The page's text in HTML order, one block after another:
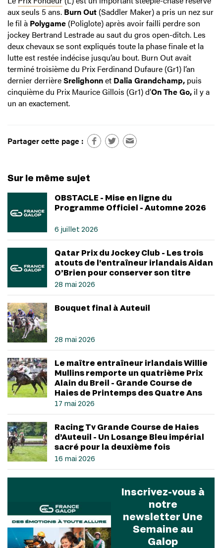
aux seuls 5 ans. Burn Out (Saddler Maker) a pris un nez sur
le fil à Polygame (Poliglote) après avoir failli perdre son
jockey Bertrand Lestrade au saut du gros open-ditch. Les
deux chevaux se sont expliqués toute la phase finale et la
lutte est restée indécise jusqu’au bout. Burn Out avait
terminé troisième du Prix Ferdinand Dufaure (Gr1) l’an
dernier derrièreSrelighonnet Dalia Grandchamp, puis
cinquième du Prix Maurice Gillois (Gr1) d’On The Go, il y a
un an exactement.
Partager cette page :
Sur le même sujet
OBSTACLE - Mise en ligne du
Programme Officiel - Automne 2026
6 juillet 2026
Qatar Prix du Jockey Club - Les trois
atouts de l’entraîneur irlandais Aidan
O’Brien pour conserver son titre
28 mai 2026
Bouquet final à Auteuil
28 mai 2026
Le maître entraîneur irlandais Willie
Mullins remporte un quatrième Prix
Alain du Breil - Grande Course de
Haies de Printemps des Quatre Ans
17 mai 2026
Racing Tv Grande Course de Haies
d’Auteuil - Un Losange Bleu impérial
sacré pour la deuxième fois
16 mai 2026
Inscrivez-vous à
notre
newsletter Une
Semaine au
Galop